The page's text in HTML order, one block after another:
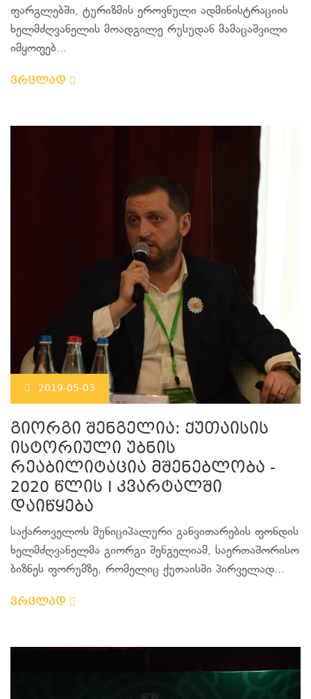
ფარგლებში, ტურიზმის ეროვნული ადმინისტრაციის
ხელმძღვანელის მოადგილე რუსუდან მამაცაშვილი
იმყოფებ...
ვრცლად
2019-05-03
გიორგი შენგელია: ქუთაისის
ისტორიული უბნის
რეაბილიტაცია მშენებლობა -
2020 წლის I კვარტალში
დაიწყება
საქართველოს მუნიციპალური განვითარების ფონდის
ხელმძღვანელმა გიორგი შენგელიამ, საერთაშორისო
ბიზნეს ფორუმზე, რომელიც ქუთაისში პირველად...
ვრცლად